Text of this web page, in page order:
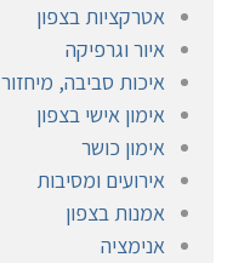
אטרקציות בצפון
איור וגרפיקה
איכות סביבה, מיחזור
אימון אישי בצפון
אימון כושר
אירועים ומסיבות
אמנות בצפון
אנימציה